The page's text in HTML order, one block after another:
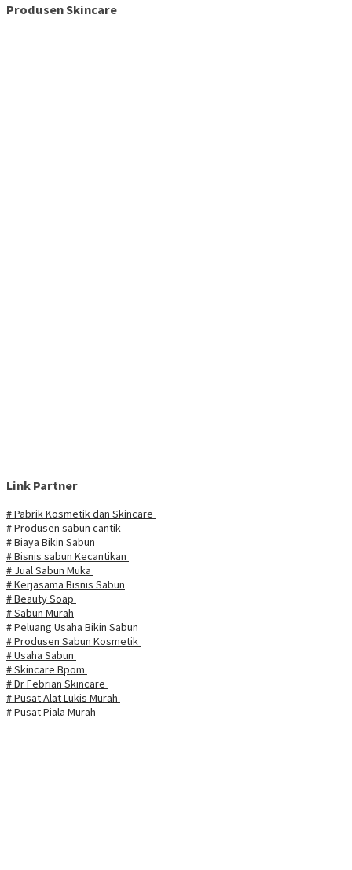
Produsen Skincare
Link Partner
# Pabrik Kosmetik dan Skincare
# Produsen sabun cantik
# Biaya Bikin Sabun
# Bisnis sabun Kecantikan
# Jual Sabun Muka
# Kerjasama Bisnis Sabun
# Beauty Soap
# Sabun Murah
# Peluang Usaha Bikin Sabun
# Produsen Sabun Kosmetik
# Usaha Sabun
# Skincare Bpom
# Dr Febrian Skincare
# Pusat Alat Lukis Murah
# Pusat Piala Murah